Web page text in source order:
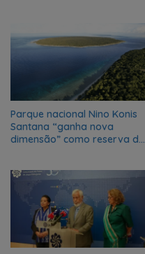
Parque nacional Nino Konis
Santana “ganha nova
dimensão” como reserva da